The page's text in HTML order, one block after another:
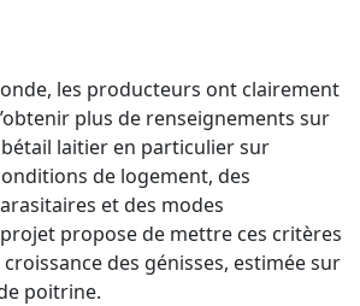
les producteurs ont clairement
plus de renseignements sur
bétail laitier en particulier sur
de logement, des
et des modes
propose de mettre ces critères
des génisses, estimée sur
poitrine.